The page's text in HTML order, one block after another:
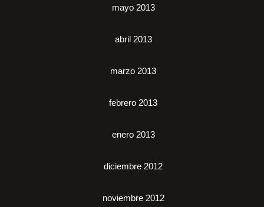
mayo 2013
abril 2013
marzo 2013
febrero 2013
enero 2013
diciembre 2012
noviembre 2012